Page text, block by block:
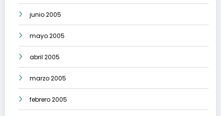
junio 2005
mayo 2005
abril 2005
marzo 2005
febrero 2005